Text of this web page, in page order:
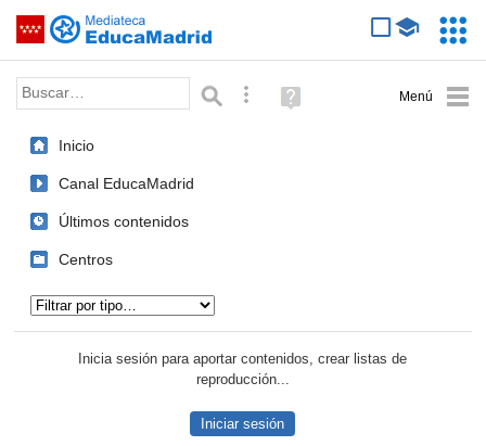
Saltar navegación
Palabra o frase: Búsqueda avanzada
Ayuda
(en
Inicio
Canal EducaMadrid
Últimos contenidos
Centros
Inicia sesión para aportar contenidos, crear listas de
reproducción...
Iniciar sesión